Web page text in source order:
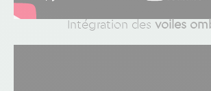
Intégration des voiles